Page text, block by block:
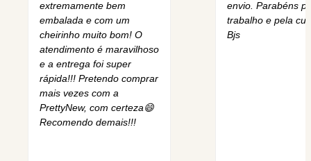
extremamente bem
embalada e com um
cheirinho muito bom! O
atendimento é maravilhoso
e a entrega foi super
rápida!!! Pretendo comprar
mais vezes com a
PrettyNew, com certeza😄
Recomendo demais!!!
envio. Parabéns
trabalho e pela
Bjs